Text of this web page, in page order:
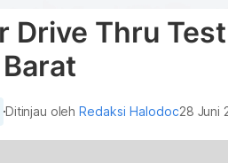
Drive Thru
Ditinjau olehRedaksi Halodoc28 Juni